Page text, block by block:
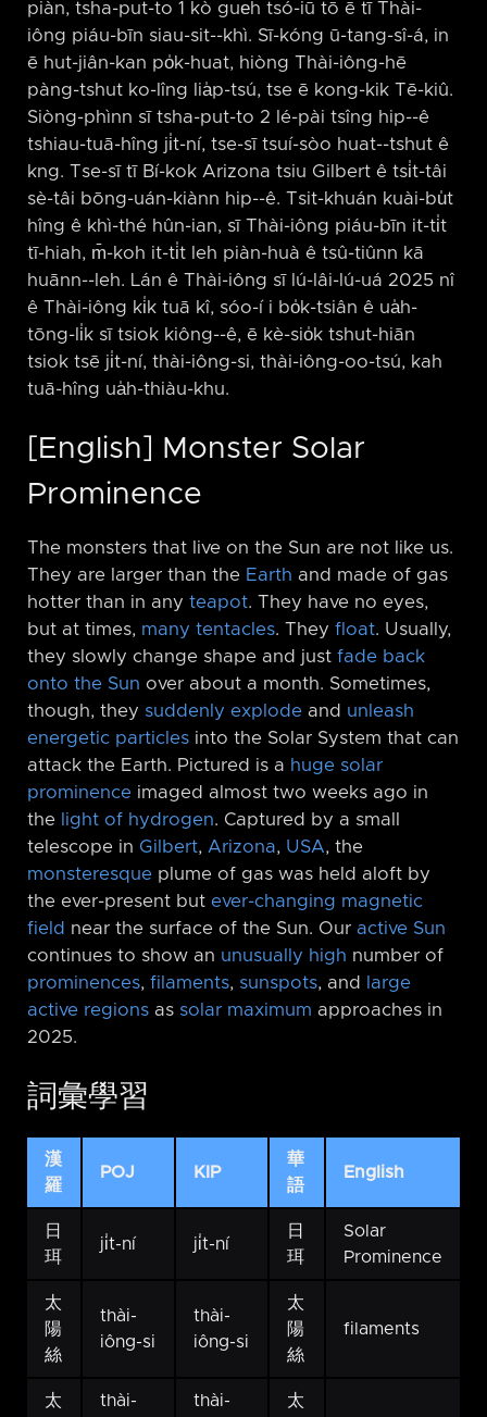
piàn, tsha-put-to 1 kò gue̍h tsó-iū tō ē tī Thài-
iông piáu-bīn siau-sit-⁠-khì. Sī-kóng ū-tang-sî-á, in
ē hut-jiân-kan po̍k-huat, hiòng Thài-iông-hē
pàng-tshut ko-lîng lia̍p-tsú, tse ē kong-kik Tē-kiû.
Siòng-phìnn sī tsha-put-to 2 lé-pài tsîng hip-⁠-ê
tshiau-tuā-hîng ji̍t-ní, tse-sī tsuí-sòo huat-⁠-tshut ê
kng. Tse-sī tī Bí-kok Arizona tsiu Gilbert ê tsi̍t-tâi
sè-tâi bōng-uán-kiànn hip-⁠-ê. Tsit-khuán kuài-bu̍t
hîng ê khì-thé hûn-ian, sī Thài-iông piáu-bīn it-ti̍t
tī-hiah, m̄-koh it-ti̍t leh piàn-huà ê tsû-tiûnn kā
huānn-⁠-leh. Lán ê Thài-iông sī lú-lâi-lú-uá 2025 nî
ê Thài-iông ki̍k tuā kî, sóo-í i bo̍k-tsiân ê ua̍h-
tōng-li̍k sī tsiok kiông-⁠-ê, ē kè-sio̍k tshut-hiān
tsiok tsē ji̍t-ní, thài-iông-si, thài-iông-oo-tsú, kah
tuā-hîng ua̍h-thiàu-khu.
[English] Monster Solar
Prominence
The monsters that live on the Sun are not like us.
They are larger than the Earth and made of gas
hotter than in any teapot. They have no eyes,
but at times, many tentacles. They float. Usually,
they slowly change shape and just fade back
onto the Sun over about a month. Sometimes,
though, they suddenly explode and unleash
energetic particles into the Solar System that can
attack the Earth. Pictured is a huge solar
prominence imaged almost two weeks ago in
the
light of hydrogen. Captured by a small
telescope in Gilbert, Arizona, USA, the
monsteresque plume of gas was held aloft by
the ever-present but ever-changing magnetic
field near the surface of the Sun. Our active Sun
continues to show an unusually high number of
prominences, filaments, sunspots, and
large
active regions as solar maximum approaches in
2025.
詞彙學習
漢
羅
POJ KIP
華
語
English
日
珥
ji̍t-ní ji̍t-ní
日
珥
Solar
Prominence
太
陽
絲
thài-
iông-si
thài-
iông-si
太
陽
絲
filaments
太
thài-
thài-
太